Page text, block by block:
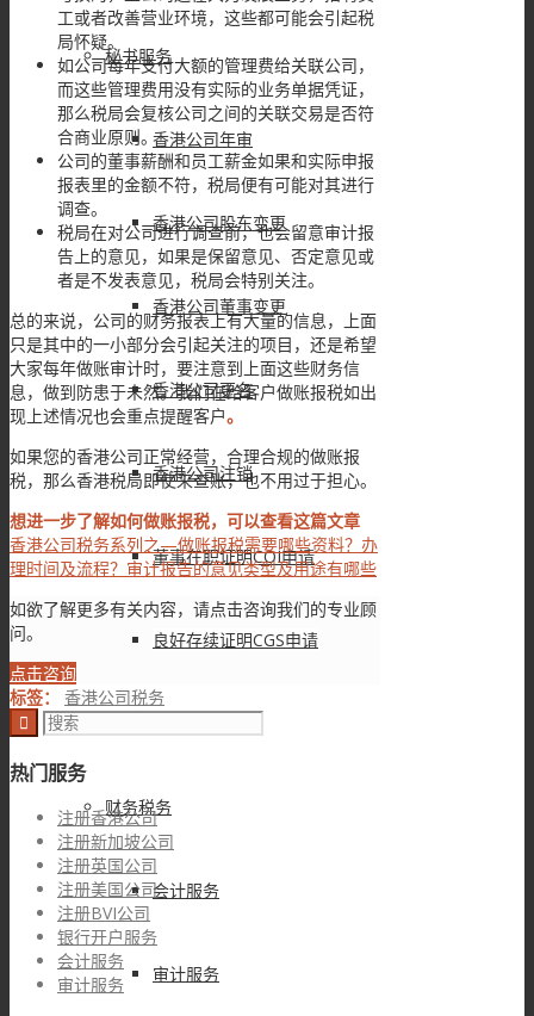
秘书服务
香港公司年审
香港公司股东变更
香港公司董事变更
香港公司更名
香港公司注销
董事在职证明COI申请
良好存续证明CGS申请
财务税务
会计服务
审计服务
工或者改善营业环境，这些都可能会引起税
局怀疑。
如公司每年支付大额的管理费给关联公司，
而这些管理费用没有实际的业务单据凭证，
那么税局会复核公司之间的关联交易是否符
合商业原则。
公司的董事薪酬和员工薪金如果和实际申报
报表里的金额不符，税局便有可能对其进行
调查。
税局在对公司进行调查前，也会留意审计报
告上的意见，如果是保留意见、否定意见或
者是不发表意见，税局会特别关注。
总的来说，公司的财务报表上有大量的信息，上面
只是其中的一小部分会引起关注的项目，还是希望
大家每年做账审计时，要注意到上面这些财务信
息，做到防患于未然。我们在给客户做账报税如出
现上述情况也会重点提醒客户。
如果您的香港公司正常经营，合理合规的做账报
税，那么香港税局即使来查账，也不用过于担心。
想进一步了解如何做账报税，可以查看这篇文章
香港公司税务系列之—做账报税需要哪些资料？办
理时间及流程？审计报告的意见类型及用途有哪些
如欲了解更多有关内容，请点击咨询我们的专业顾
问。
点击咨询
标签：
香港公司税务
热门服务
注册香港公司
注册新加坡公司
注册英国公司
注册美国公司
注册BVI公司
银行开户服务
会计服务
审计服务